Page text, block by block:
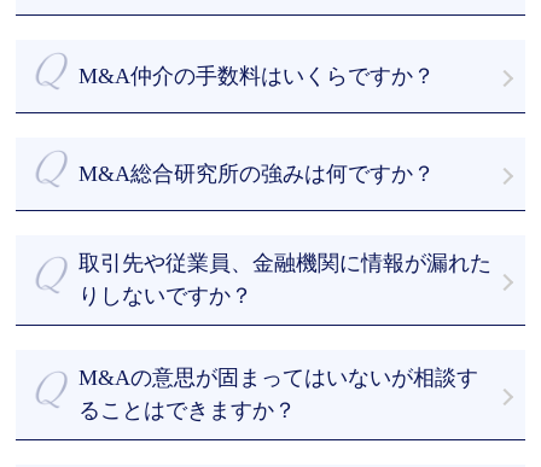
まずは当社のデータベースから約500 - 1000社程度
に絞って選定し、買い手先を探索します。早ければ
初回相談から１か月以内に面談を実施し、デューデ
導きます。
をなくして、M&Aにかかる期間を短縮することがで
きます。
M&A業界では、「アドバイザーに依頼したものの、
が聞かれます。M&A総合研究所では、お客様目線で
成果にコミットします。
M&A仲介の手数料はいくらですか？
ついて完全成功報酬制を採用しております。
着手金・中間報酬を一切頂きません。詳細は「料金
体系」をご参照ください。
M&A総合研究所の強みは何ですか？
・M&A支援の実績が豊富
・最短43日のスピード成約
・経験豊富なM&Aアドバイザーのフルサポート
M&A総研はM&Aを専門とするアドバイザーが、丁寧
かつ真摯的にM&Aの交渉をさせていただきます。
取引先や従業員、金融機関に情報が漏れた
りしないですか？
徹底した安全管理に努めています。
また、買手候補に提案する際も、提案する候補先を
絞り、NDA（秘密保持契約）を結んだ上でなければ
M&Aの意思が固まってはいないが相談す
ることはできますか？